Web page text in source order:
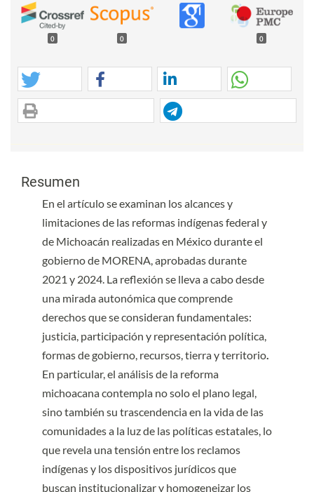
0 0 0
Resumen
En el artículo se examinan los alcances y
limitaciones de las reformas indígenas federal y
de Michoacán realizadas en México durante el
gobierno de MORENA, aprobadas durante
2021 y 2024. La reflexión se lleva a cabo desde
una mirada autonómica que comprende
derechos que se consideran fundamentales:
justicia, participación y representación política,
formas de gobierno, recursos, tierra y territorio
En particular, el análisis de la reforma
michoacana contempla no solo el plano legal,
sino también su trascendencia en la vida de las
comunidades a la luz de las políticas estatales, lo
que revela una tensión entre los reclamos
indígenas y los dispositivos jurídicos que
buscan institucionalizar y homogeneizar los